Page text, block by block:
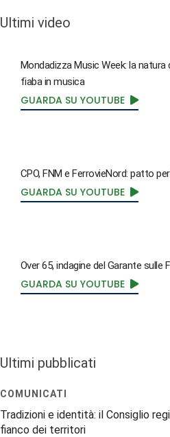
Ultimi video
Mondadizza Music Week: la natura
fiaba in musica
GUARDA SU YOUTUBE
CPO, FNM e FerrovieNord: patto
GUARDA SU YOUTUBE
Over 65, indagine del Garante sulle
GUARDA SU YOUTUBE
Ultimi pubblicati
COMUNICATI
Tradizioni e identità: il Consiglio
fianco dei territori